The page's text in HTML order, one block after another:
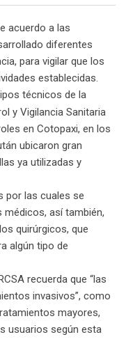
acuerdo a las
diferentes
para vigilar que los
establecidas.
técnicos de la
y Vigilancia Sanitaria
en Cotopaxi, en los
ubicaron gran
ya utilizadas y
por las cuales se
así también,
quirúrgicos, que
algún tipo de
recuerda que “las
invasivos”, como
mayores,
usuarios según esta